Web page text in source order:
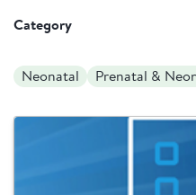
Category
Neonatal Prenatal &